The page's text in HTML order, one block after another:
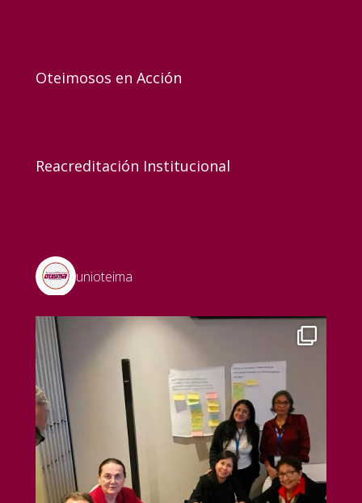
Oteimosos en Acción
Reacreditación Institucional
unioteima